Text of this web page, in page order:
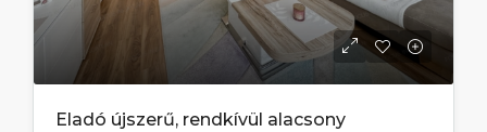
Eladó újszerű, rendkívül alacsony